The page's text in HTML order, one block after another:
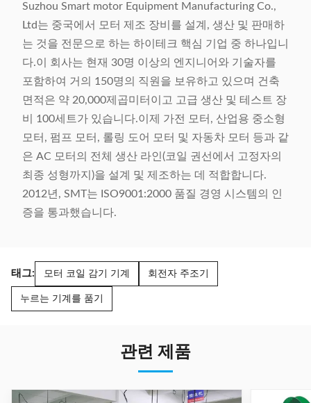
Suzhou Smart motor Equipment Manufacturing Co.,
Ltd는 중국에서 모터 제조 장비를 설계, 생산 및 판매하
는 것을 전문으로 하는 하이테크 핵심 기업 중 하나입니
다.이 회사는 현재 30명 이상의 엔지니어와 기술자를
포함하여 거의 150명의 직원을 보유하고 있으며 건축
면적은 약 20,000제곱미터이고 고급 생산 및 테스트 장
비 100세트가 있습니다.이제 가전 모터, 산업용 중소형
모터, 펌프 모터, 롤링 도어 모터 및 자동차 모터 등과 같
은 AC 모터의 전체 생산 라인(코일 권선에서 고정자의
최종 성형까지)을 설계 및 제조하는 데 적합합니다.
2012년, SMT는 ISO9001:2000 품질 경영 시스템의 인
증을 통과했습니다.
태그: 모터 코일 감기 기계 회전자 주조기
누르는 기계를 품기
관련 제품